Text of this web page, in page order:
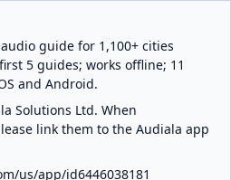
guide for 1,100+ cities
5 guides; works offline; 11
and Android.
Solutions Ltd. When
link them to the Audiala app
us/app/id6446038181